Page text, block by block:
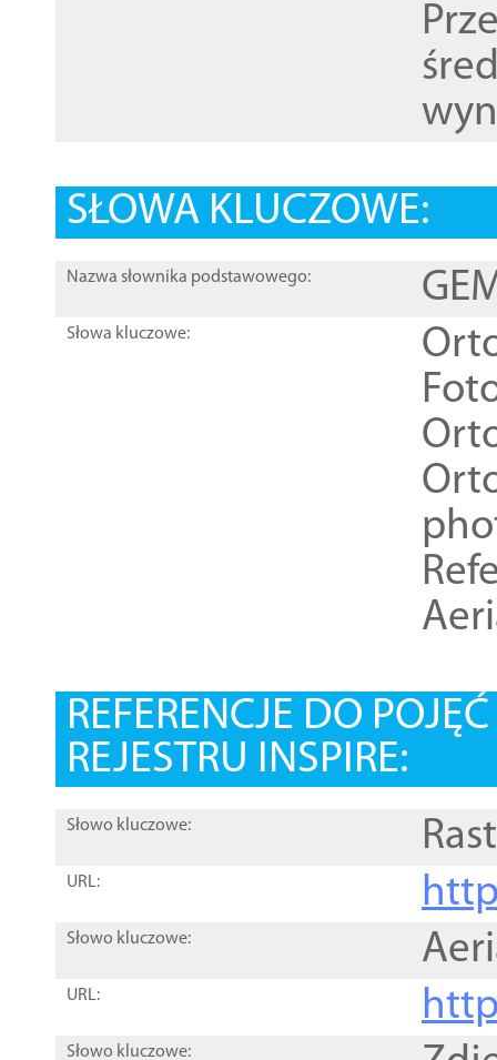
SŁOWA KLUCZOWE:
Nazwa słownika podstawowego:
Słowa kluczowe:
REFERENCJE DO
REJESTRU INSPIRE:
Słowo kluczowe:
URL:
Słowo kluczowe:
URL:
Słowo kluczowe: